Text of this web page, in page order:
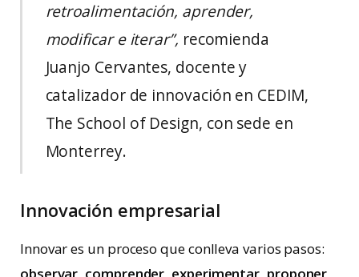
retroalimentación, aprender,
modificar e iterar”, recomienda
Juanjo Cervantes, docente y
catalizador de innovación en CEDIM,
The School of Design, con sede en
Monterrey.
Innovación empresarial
Innovar es un proceso que conlleva varios pasos: